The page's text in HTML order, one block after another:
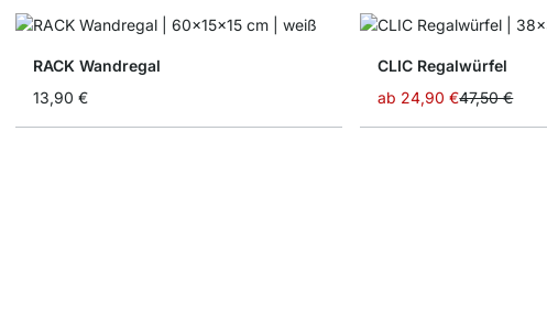
RACK Wandregal
13,90 €
CLIC Regalwürfel
ab 24,90 €47,50 €